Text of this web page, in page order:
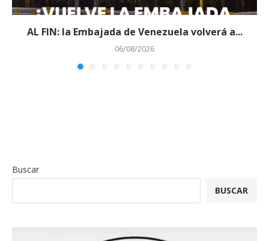
AL FIN: la Embajada de Venezuela volverá a...
06/08/2026
Buscar
BUSCAR